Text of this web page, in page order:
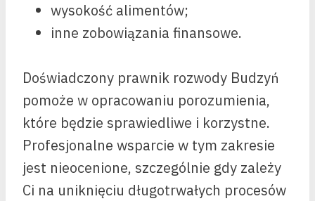
wysokość alimentów;
inne zobowiązania finansowe.
Doświadczony prawnik rozwody Budzyń
pomoże w opracowaniu porozumienia,
które będzie sprawiedliwe i korzystne.
Profesjonalne wsparcie w tym zakresie
jest nieocenione, szczególnie gdy zależy
Ci na uniknięciu długotrwałych procesów